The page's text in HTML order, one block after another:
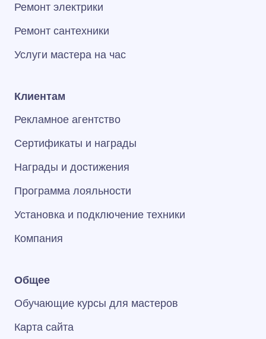
Ремонт электрики
Ремонт сантехники
Услуги мастера на час
Клиентам
Рекламное агентство
Сертификаты и награды
Награды и достижения
Программа лояльности
Установка и подключение техники
Компания
Общее
Обучающие курсы для мастеров
Карта сайта